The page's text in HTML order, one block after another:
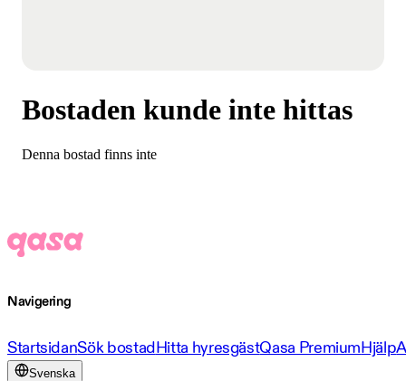
Bostaden kunde inte hittas
Denna bostad finns inte
Navigering
StartsidanSök bostadHitta hyresgästQasa PremiumHjälp
Svenska